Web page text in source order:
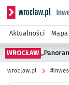
Serwis
Aktualności Mapa
WROCŁAW
wroclaw.pl